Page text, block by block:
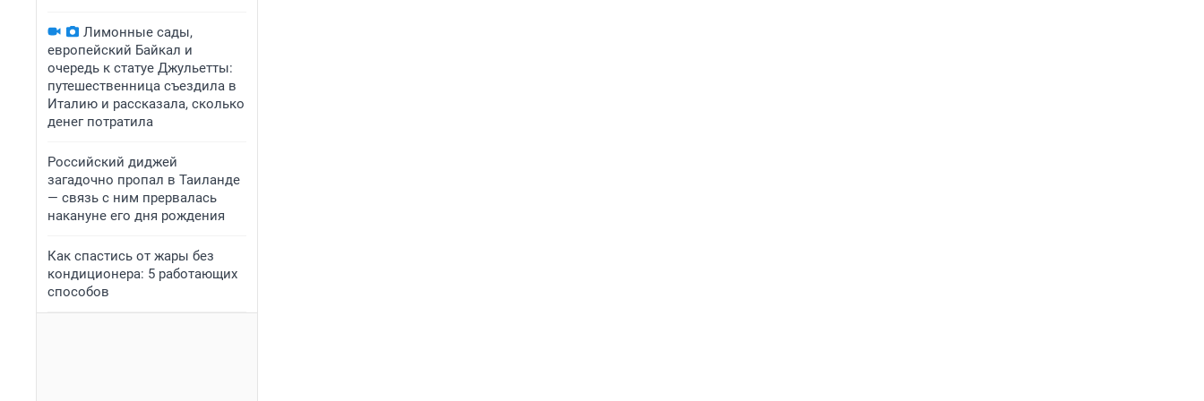
Лимонные сады,
европейский Байкал и
очередь к статуе Джульетты:
путешественница съездила в
Италию и рассказала, сколько
денег потратила
Российский диджей
загадочно пропал в Таиланде
— связь с ним прервалась
накануне его дня рождения
Как спастись от жары без
кондиционера: 5 работающих
способов